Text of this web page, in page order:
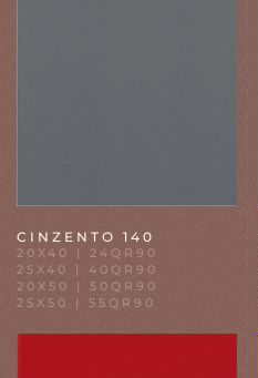
CINZENTO 140
20X40 | 24QR90
25X40 | 40QR90
20X50 | 50QR90
25X50 | 55QR90